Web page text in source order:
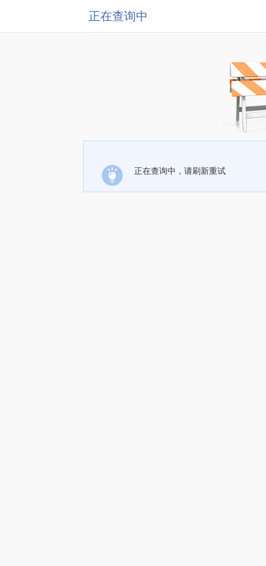
正在查询中
正在查询中，请刷新重试